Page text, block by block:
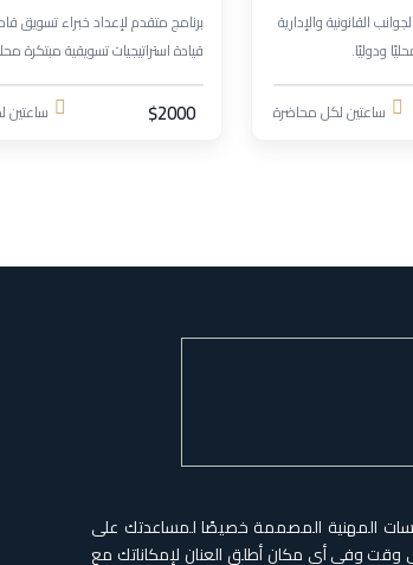
القانونية والإدارية
ودوليًا.
ساعتين لكل محاضرة
برنامج متقدم لإعداد خبراء تسويق
قيادة استراتيجيات تسويقية مبتكرة
$2000 ساعتين
المهنية المصممة خصيصًا لمساعدتك على
وفي أي مكان أطلق العنان لإمكاناتك مع